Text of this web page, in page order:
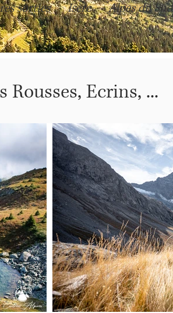
sorties Isère Alpes du Sud
Rousses, Ecrins, ...